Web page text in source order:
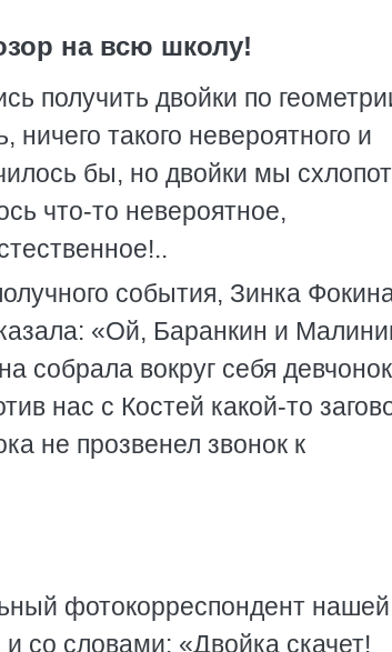
на всю школу!
получить двойки по
такого невероятного и
бы, но двойки мы
что-то невероятное,
события, Зинка
«Ой, Баранкин и
собрала вокруг себя
нас с Костей какой-то
не прозвенел звонок к
фотокорреспондент нашей
со словами: «Двойка скачет!